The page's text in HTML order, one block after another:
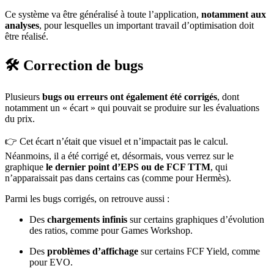
Ce système va être généralisé à toute l’application, notamment aux
analyses, pour lesquelles un important travail d’optimisation doit
être réalisé.
🛠️ Correction de bugs
Plusieurs bugs ou erreurs ont également été corrigés, dont
notamment un « écart » qui pouvait se produire sur les évaluations
du prix.
👉 Cet écart n’était que visuel et n’impactait pas le calcul.
Néanmoins, il a été corrigé et, désormais, vous verrez sur le
graphique le dernier point d’EPS ou de FCF TTM, qui
n’apparaissait pas dans certains cas (comme pour Hermès).
Parmi les bugs corrigés, on retrouve aussi :
Des chargements infinis sur certains graphiques d’évolution
des ratios, comme pour Games Workshop.
Des problèmes d’affichage sur certains FCF Yield, comme
pour EVO.